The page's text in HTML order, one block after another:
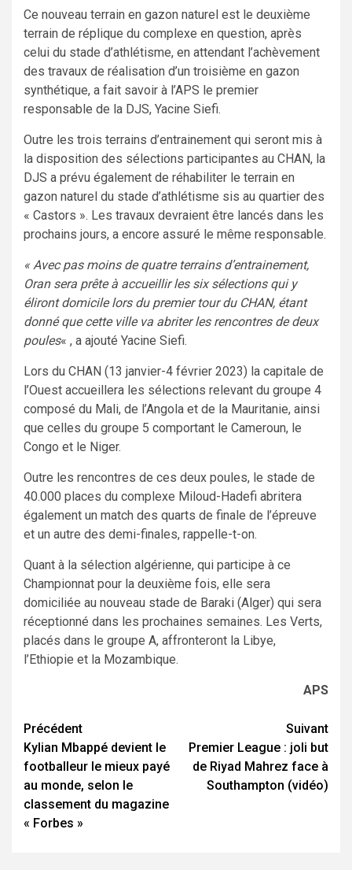
Ce nouveau terrain en gazon naturel est le deuxième
terrain de réplique du complexe en question, après
celui du stade d’athlétisme, en attendant l’achèvement
des travaux de réalisation d’un troisième en gazon
synthétique, a fait savoir à l’APS le premier
responsable de la DJS, Yacine Siefi.
Outre les trois terrains d’entrainement qui seront mis à
la disposition des sélections participantes au CHAN, la
DJS a prévu également de réhabiliter le terrain en
gazon naturel du stade d’athlétisme sis au quartier des
« Castors ». Les travaux devraient être lancés dans les
prochains jours, a encore assuré le même responsable.
« Avec pas moins de quatre terrains d’entrainement,
Oran sera prête à accueillir les six sélections qui y
éliront domicile lors du premier tour du CHAN, étant
donné que cette ville va abriter les rencontres de deux
poules« , a ajouté Yacine Siefi.
Lors du CHAN (13 janvier-4 février 2023) la capitale de
l’Ouest accueillera les sélections relevant du groupe 4
composé du Mali, de l’Angola et de la Mauritanie, ainsi
que celles du groupe 5 comportant le Cameroun, le
Congo et le Niger.
Outre les rencontres de ces deux poules, le stade de
40.000 places du complexe Miloud-Hadefi abritera
également un match des quarts de finale de l’épreuve
et un autre des demi-finales, rappelle-t-on.
Quant à la sélection algérienne, qui participe à ce
Championnat pour la deuxième fois, elle sera
domiciliée au nouveau stade de Baraki (Alger) qui sera
réceptionné dans les prochaines semaines. Les Verts,
placés dans le groupe A, affronteront la Libye,
l’Ethiopie et la Mozambique.
APS
Navigation
d’article
Précédent
Kylian Mbappé devient le
footballeur le mieux payé
au monde, selon le
classement du magazine
« Forbes »
Suivant
Premier League : joli but
de Riyad Mahrez face à
Southampton (vidéo)